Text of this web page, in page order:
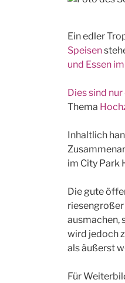
Ein edler
Speisen
und Essen
Dies sind
Thema
Inhaltlich
im City Park
Die gute
ausmachen,
wird jedoch
als äußerst
Für